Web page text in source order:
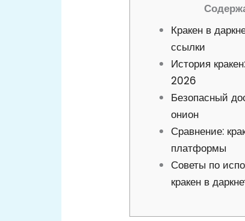
Кракен в
ссылки
История
2026
Безопасный
онион
Сравнение:
платформы
Советы по
кракен в